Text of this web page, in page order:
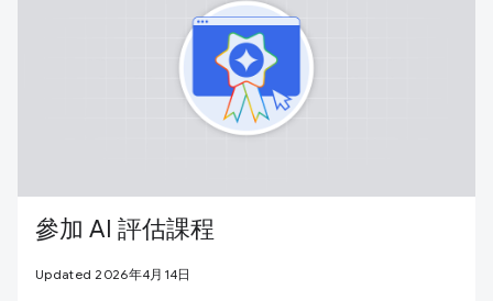
參加 AI 評估課程
Updated 2026年4月14日